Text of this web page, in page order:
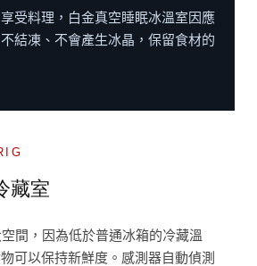
受料理，白金真空睡眠冰溫室因應
結凍、不會產生冰晶，保留食材的
藏室
間，因為低於普通冰箱的冷藏溫
可以保持新鮮度。感測器自動偵測